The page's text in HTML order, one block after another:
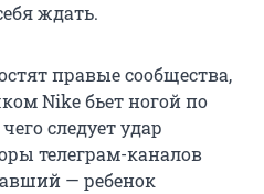
ждать.
правые сообщества,
Nike бьет ногой по
следует удар
телеграм-каналов
— ребенок